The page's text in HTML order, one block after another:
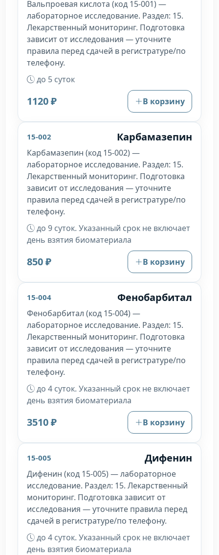
Вальпроевая кислота (код 15-001) —
лабораторное исследование. Раздел: 15.
Лекарственный мониторинг. Подготовка
зависит от исследования — уточните
правила перед сдачей в регистратуре/по
телефону.
до 5 суток
1120 ₽ В корзину
15-002 Карбамазепин
Карбамазепин (код 15-002) —
лабораторное исследование. Раздел: 15.
Лекарственный мониторинг. Подготовка
зависит от исследования — уточните
правила перед сдачей в регистратуре/по
телефону.
до 9 суток. Указанный срок не включает
день взятия биоматериала
850 ₽ В корзину
15-004 Фенобарбитал
Фенобарбитал (код 15-004) —
лабораторное исследование. Раздел: 15.
Лекарственный мониторинг. Подготовка
зависит от исследования — уточните
правила перед сдачей в регистратуре/по
телефону.
до 4 суток. Указанный срок не включает
день взятия биоматериала
3510 ₽ В корзину
15-005 Дифенин
Дифенин (код 15-005) — лабораторное
исследование. Раздел: 15. Лекарственный
мониторинг. Подготовка зависит от
исследования — уточните правила перед
сдачей в регистратуре/по телефону.
до 4 суток. Указанный срок не включает
день взятия биоматериала